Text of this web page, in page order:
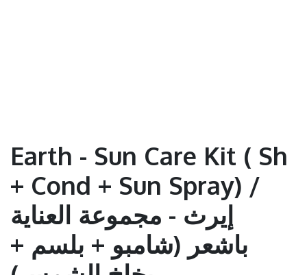
Earth - Sun Care Kit ( Sh
+ Cond + Sun Spray) /
إيرث - مجموعة العناية
باشعر (شامبو + بلسم +